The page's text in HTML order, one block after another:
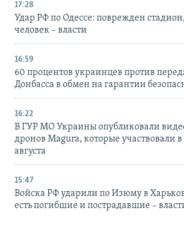
17:28
Удар РФ по Одессе: поврежден
человек – власти
16:59
60 процентов украинцев против
Донбасса в обмен на гарантии
16:22
В ГУР МО Украины опубликовали
дронов Magura, которые участвовали в
августа
15:47
Войска РФ ударили по Изюму в
есть погибшие и пострадавшие –